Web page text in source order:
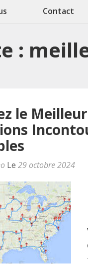
Contact
:
le
Le 29 octobre 2024